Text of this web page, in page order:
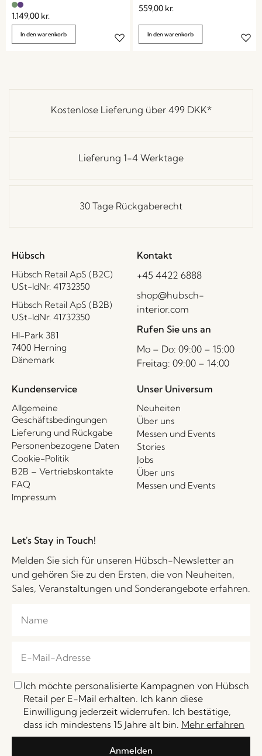
1.149,00 kr.
In den warenkorb
559,00 kr.
In den warenkorb
Kostenlose Lieferung über 499 DKK*
Lieferung 1-4 Werktage
30 Tage Rückgaberecht
Hübsch
Hübsch Retail ApS (B2C)
USt-IdNr. 41732350
Hübsch Retail ApS (B2B)
USt-IdNr. 41732350
HI-Park 381
7400 Herning
Dänemark
Kontakt
+45 4422 6888
shop@hubsch-
interior.com
Rufen Sie uns an
Mo – Do: 09:00 – 15:00
Freitag: 09:00 – 14:00
Kundenservice
Allgemeine
Geschäftsbedingungen
Lieferung und Rückgabe
Personenbezogene Daten
Cookie-Politik
B2B – Vertriebskontakte
FAQ
Impressum
Unser Universum
Neuheiten
Über uns
Messen und Events
Stories
Jobs
Über uns
Messen und Events
Let's Stay in Touch!
Melden Sie sich für unseren Hübsch-Newsletter an
und gehören Sie zu den Ersten, die von Neuheiten,
Sales, Veranstaltungen und Sonderangebote erfahren.
Ich möchte personalisierte Kampagnen von Hübsch
Retail per E-Mail erhalten. Ich kann diese
Einwilligung jederzeit widerrufen. Ich bestätige,
dass ich mindestens 15 Jahre alt bin. Mehr erfahren
Anmelden